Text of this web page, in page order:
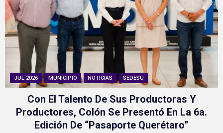
JUL 2026 MUNICIPIO NOTICIAS SEDESU
Con El Talento De Sus Productoras Y
Productores, Colón Se Presentó En La 6a.
Edición De “Pasaporte Querétaro”